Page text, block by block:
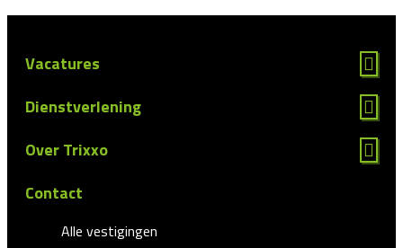
Vacatures
Dienstverlening
Over Trixxo
Contact
Alle vestigingen